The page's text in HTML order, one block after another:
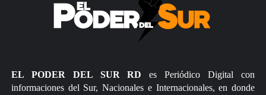
EL PODER DEL SUR RD es Periódico Digital con
informaciones del Sur, Nacionales e Internacionales, en donde